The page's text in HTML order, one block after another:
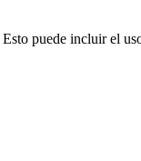
puede incluir el